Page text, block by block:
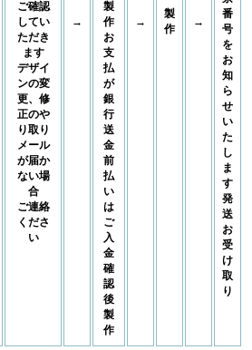
ご確認
してい
ただき
ます
デザイ
ンの変
更、修
正のや
り取り
メール
が届か
ない場
合
ご連絡
くださ
い
→
製
作
お
支
払
が
銀
行
送
金
前
払
い
は
ご
入
金
確
認
後
製
作
→
製
作
→
番
号
を
お
知
ら
せ
い
た
し
ま
す
発
送
お
受
け
取
り